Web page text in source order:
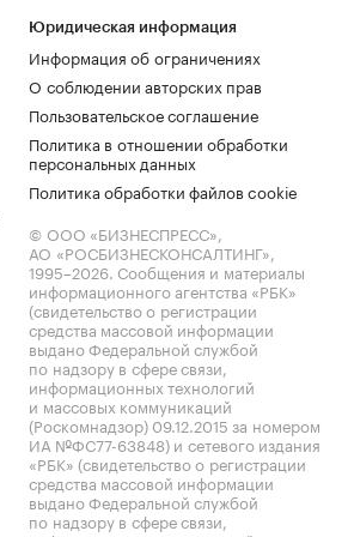
Юридическая информация
Информация об ограничениях
О соблюдении авторских прав
Пользовательское соглашение
Политика в отношении обработки
персональных данных
Политика обработки файлов cookie
© ООО «БИЗНЕСПРЕСС»,
АО «РОСБИЗНЕСКОНСАЛТИНГ»,
1995–2026. Сообщения и материалы
информационного агентства «РБК»
(свидетельство о регистрации
средства массовой информации
выдано Федеральной службой
по надзору в сфере связи,
информационных технологий
и массовых коммуникаций
(Роскомнадзор) 09.12.2015 за номером
ИА №ФС77-63848) и сетевого издания
«РБК» (свидетельство о регистрации
средства массовой информации
выдано Федеральной службой
по надзору в сфере связи,